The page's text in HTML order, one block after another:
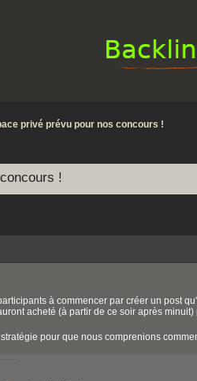
privé prévu pour nos concours !
!
à commencer par créer un post
acheté (à partir de ce soir après
pour que nous comprenions